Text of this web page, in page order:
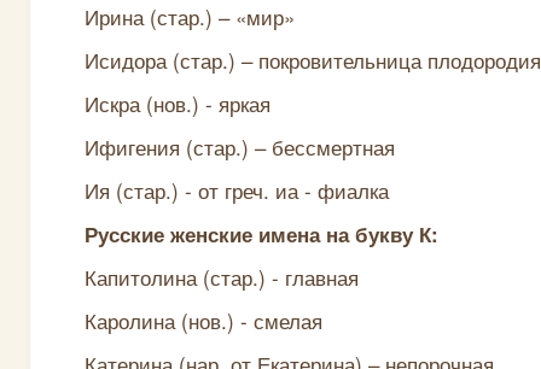
Ирина (стар.) – «мир»
Исидора (стар.) – покровительница плодородия
Искра (нов.) - яркая
Ифигения (стар.) – бессмертная
Ия (стар.) - от греч. иа - фиалка
Русские женские имена на букву К:
Капитолина (стар.) - главная
Каролина (нов.) - смелая